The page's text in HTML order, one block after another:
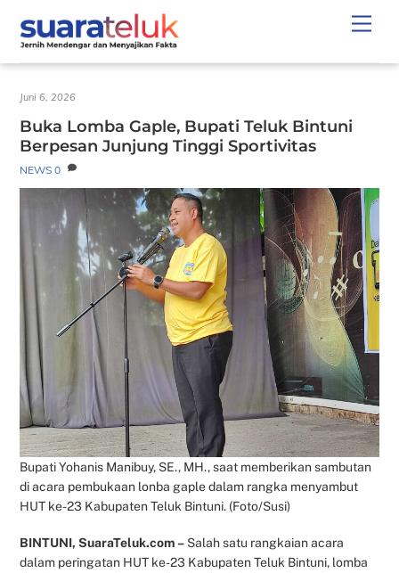
content
Juni 6, 2026
Buka Lomba Gaple, Bupati Teluk Bintuni
Berpesan Junjung Tinggi Sportivitas
NEWS 0
Bupati Yohanis Manibuy, SE., MH., saat memberikan sambutan
di acara pembukaan lonba gaple dalam rangka menyambut
HUT ke-23 Kabupaten Teluk Bintuni. (Foto/Susi)
BINTUNI, SuaraTeluk.com – Salah satu rangkaian acara
dalam peringatan HUT ke-23 Kabupaten Teluk Bintuni, lomba